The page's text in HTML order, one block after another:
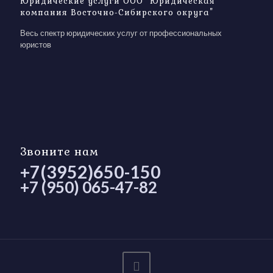
компания Восточно-Сибирского округа"
Весь спектр юридических услуг от профессиональных
юристов
Звоните нам
+7(3952)650-150
+7 (950) 065-47-82